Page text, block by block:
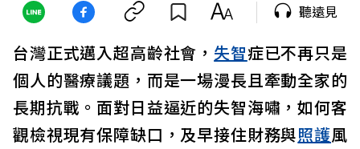
聽遠見
台灣正式邁入超高齡社會， 失智症已不再只是
個人的醫療議題，而是一場漫長且牽動全家的
長期抗戰。面對日益逼近的失智海嘯，如何客
觀檢視現有保障缺口，及早接住財務與照護風